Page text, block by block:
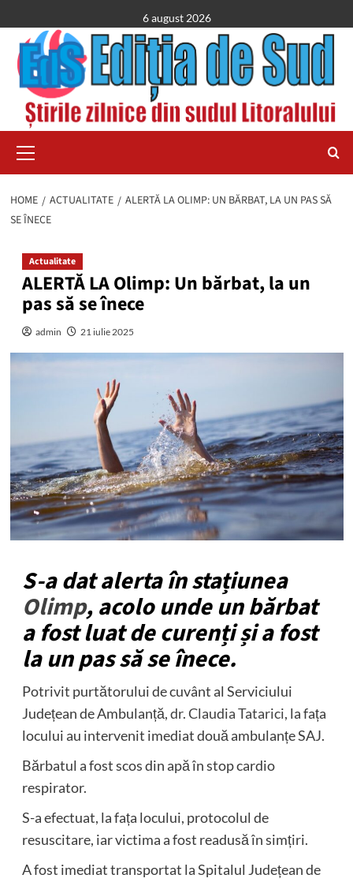
to
content
6 august 2026
Menu
HOME ACTUALITATE
ALERTĂ LA OLIMP: UN BĂRBAT, LA UN PAS SĂ
SE ÎNECE
Actualitate
ALERTĂ LA Olimp: Un bărbat, la un
pas să se înece
admin 21 iulie 2025
S-a dat alerta în stațiunea
Olimp, acolo unde un bărbat
a fost luat de curenți și a fost
la un pas să se înece.
Potrivit purtătorului de cuvânt al Serviciului
Județean de Ambulanță,dr. Claudia Tatarici, la fața
locului au intervenit imediat două ambulanțe SAJ.
Bărbatul a fost scos din apă în stop cardio
respirator.
S-a efectuat, la fața locului, protocolul de
resuscitare, iar victima a fost readusă în simțiri.
A fost imediat transportat la Spitalul Județean de